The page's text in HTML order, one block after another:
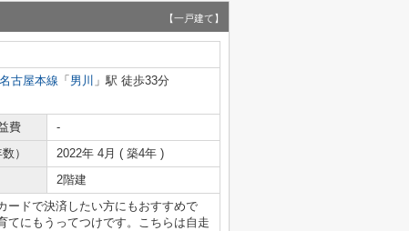
【一戸建て】
古屋本線 「 男川 」駅 徒歩33分
費
-
）
2022年 4月 ( 築4年 )
2階建
ードで決済したい方にもおすすめで
てにもうってつけです。こちらは自走